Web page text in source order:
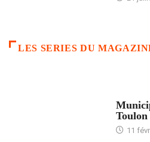
LES SERIES DU
Toulon
11